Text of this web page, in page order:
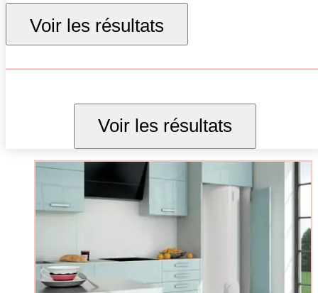
250 L
300 L
Voir les résultats
Voir les résultats